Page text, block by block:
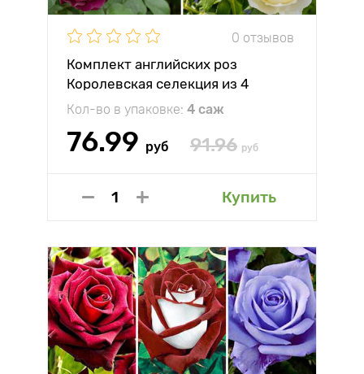
0 отзывов
Комплект английских роз
Королевская селекция из 4
сортов
Кол-во в упаковке: 4 саж
76.99 руб 91.96 руб
Купить